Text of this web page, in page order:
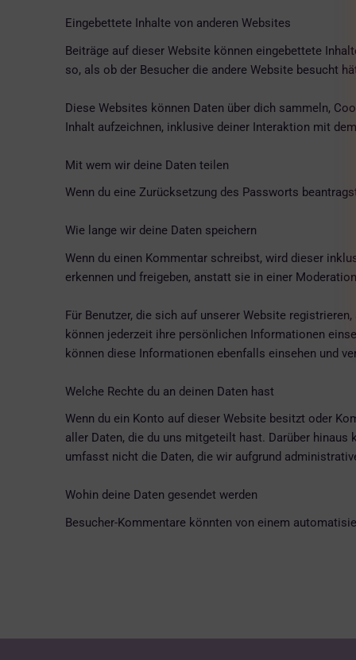
Eingebettete Inhalte von anderen Websites
Beiträge auf dieser Website können eingebettete
so, als ob der Besucher die andere Website besucht
Diese Websites können Daten über dich sammeln,
Inhalt aufzeichnen, inklusive deiner Interaktion mit
Mit wem wir deine Daten teilen
Wenn du eine Zurücksetzung des Passworts
Wie lange wir deine Daten speichern
Wenn du einen Kommentar schreibst, wird dieser
erkennen und freigeben, anstatt sie in einer
Für Benutzer, die sich auf unserer Website
können jederzeit ihre persönlichen Informationen
können diese Informationen ebenfalls einsehen und
Welche Rechte du an deinen Daten hast
Wenn du ein Konto auf dieser Website besitzt oder
aller Daten, die du uns mitgeteilt hast. Darüber
umfasst nicht die Daten, die wir aufgrund
Wohin deine Daten gesendet werden
Besucher-Kommentare könnten von einem